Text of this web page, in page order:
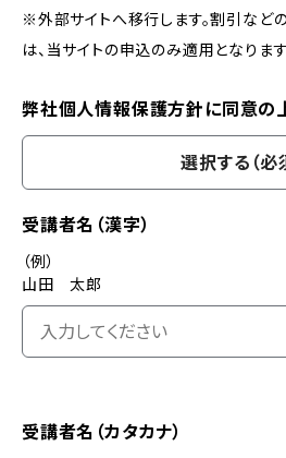
※外部サイトへ移行します。割引など
は、当サイトの申込のみ適用となりま
弊社個人情報保護方針に同意の
選択する（必
受講者名（漢字）
（例）
山田 太郎
受講者名（カタカナ）